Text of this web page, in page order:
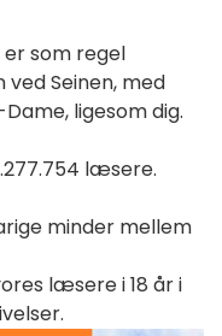
som regel
Seinen, med
ligesom dig.
læsere.
minder mellem
læsere i 18 år i